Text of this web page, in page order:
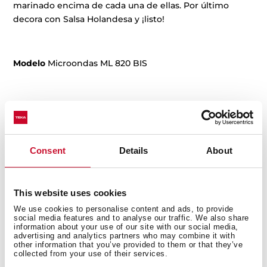
Consent Details About
This website uses cookies
We use cookies to personalise content and ads, to provide
social media features and to analyse our traffic. We also share
information about your use of our site with our social media,
advertising and analytics partners who may combine it with
other information that you’ve provided to them or that they’ve
collected from your use of their services.
marinado encima de cada una de ellas. Por último
decora con Salsa Holandesa y ¡listo!
Modelo Microondas ML 820 BIS
Artículosrelacionados